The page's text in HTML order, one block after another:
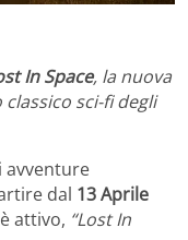
In Space, la nuova
sci-fi degli
avventure
dal 13 Aprile
attivo, “Lost In